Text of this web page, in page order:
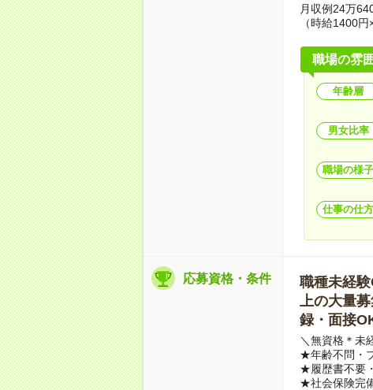
月収例24万
（時給1400円
職場の雰
年齢層
男女比率
職場の様子
仕事の仕方
応募資格・条件
職種未経
上の大量
録・面接
＼無資格＊未
★年齢不問・
★履歴書不要
★社会保険完